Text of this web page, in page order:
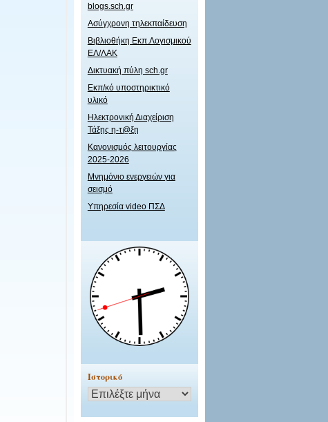
blogs.sch.gr
Ασύγχρονη τηλεκπαίδευση
Βιβλιοθήκη Εκπ.Λογισμικού
ΕΛ/ΛΑΚ
Δικτυακή πύλη sch.gr
Εκπ/κό υποστηρικτικό
υλικό
Ηλεκτρονική Διαχείριση
Τάξης η-τ@ξη
Κανονισμός λειτουργίας
2025-2026
Μνημόνιο ενεργειών για
σεισμό
Υπηρεσία video ΠΣΔ
Ιστορικό
Ιστορικό